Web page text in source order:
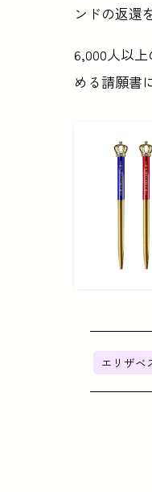
ンドの返還
6,000人以
める請願書
エリザベ